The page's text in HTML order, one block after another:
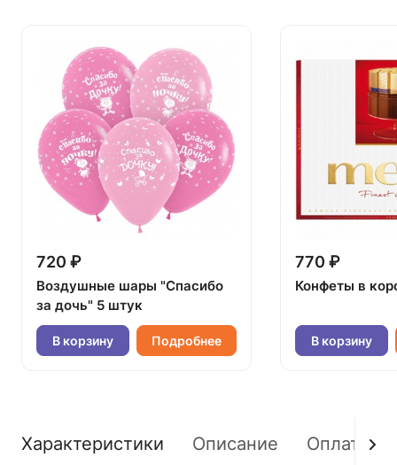
720 ₽
Воздушные шары "Спасибо
за дочь" 5 штук
В корзину Подробнее
770 ₽
Конфеты в
В корзину
Характеристики Описание Оплата